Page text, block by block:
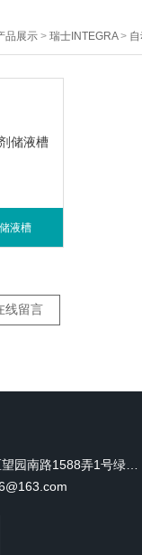
品展示 >瑞士INTEGRA>
液槽
线留言